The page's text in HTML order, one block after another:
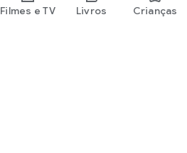
Filmes e TV Livros Crianças